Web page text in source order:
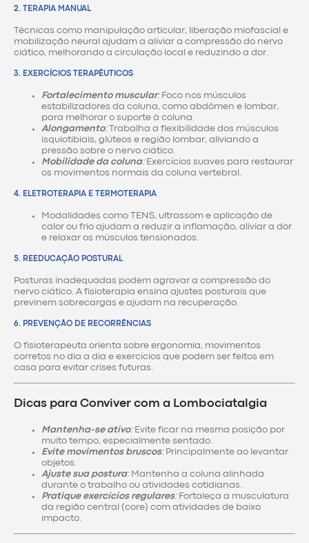
2. TERAPIA MANUAL
Técnicas como manipulação articular, liberação miofascial e
mobilização neural ajudam a aliviar a compressão do nervo
ciático, melhorando a circulação local e reduzindo a dor.
3. EXERCÍCIOS TERAPÊUTICOS
Fortalecimento muscular:Foco nos músculos
estabilizadores da coluna, como abdômen e lombar,
para melhorar o suporte à coluna.
Alongamento:Trabalha a flexibilidade dos músculos
isquiotibiais, glúteos e região lombar, aliviando a
pressão sobre o nervo ciático.
Mobilidade da coluna:Exercícios suaves para restaurar
os movimentos normais da coluna vertebral.
4. ELETROTERAPIA E TERMOTERAPIA
Modalidades como TENS, ultrassom e aplicação de
calor ou frio ajudam a reduzir a inflamação, aliviar a dor
e relaxar os músculos tensionados.
5. REEDUCAÇÃO POSTURAL
Posturas inadequadas podem agravar a compressão do
nervo ciático. A fisioterapia ensina ajustes posturais que
previnem sobrecargas e ajudam na recuperação.
6. PREVENÇÃO DE RECORRÊNCIAS
O fisioterapeuta orienta sobre ergonomia, movimentos
corretos no dia a dia e exercícios que podem ser feitos em
casa para evitar crises futuras.
Dicas para Conviver com a Lombociatalgia
Mantenha-se ativo:Evite ficar na mesma posição por
muito tempo, especialmente sentado.
Evite movimentos bruscos:Principalmente ao levantar
objetos.
Ajuste sua postura:Mantenha a coluna alinhada
durante o trabalho ou atividades cotidianas.
Pratique exercícios regulares:Fortaleça a musculatura
da região central (core) com atividades de baixo
impacto.